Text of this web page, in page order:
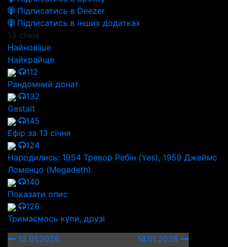
Підписатись в Deezer
Підписатись в інших додатках
13 січня
Найновіше
Найкрайще
112
Рандомний донат
132
Gestalt
145
Ефір за 13 січня
124
Народились: 1954 Тревор Ребін (Yes), 1959 Джеймс
Ломенцо (Megadeth).
140
Показати опис
126
Тримаємось купи, друзі
12.01.2026
14.01.2026